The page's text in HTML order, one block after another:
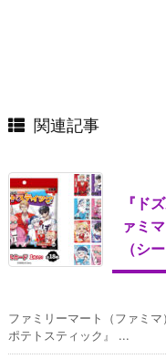
関連記事
『ド
ァミ
（シ
ファミリーマート（ファミ
ポテトスティック』 ...